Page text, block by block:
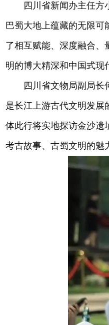
四川省新闻办主任
巴蜀大地上蕴藏的无限可
了相互赋能、深度融合、
明的博大精深和中国式现
四川省文物局副局长
是长江上游古代文明发展
体此行将实地探访金沙遗
考古故事、古蜀文明的魅